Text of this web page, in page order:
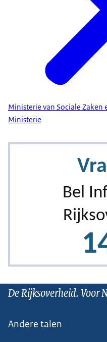
Ministerie van Sociale Zaken
Ministerie
De Rijksoverheid. Voor
Andere talen